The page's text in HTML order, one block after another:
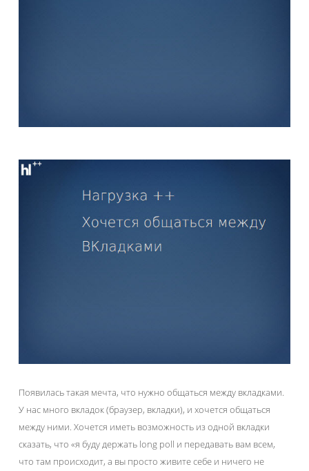
Появилась такая мечта, что нужно общаться между вкладками.
У нас много вкладок (браузер, вкладки), и хочется общаться
между ними. Хочется иметь возможность из одной вкладки
сказать, что «я буду держать long poll и передавать вам всем,
что там происходит, а вы просто живите себе и ничего не